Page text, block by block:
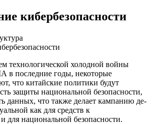
кибербезопасности
технологической холодной войны
последние годы, некоторые
что китайские политики будут
защиты национальной безопасности,
данных, что также делает кампанию де-
как для средств к
для национальной безопасности.